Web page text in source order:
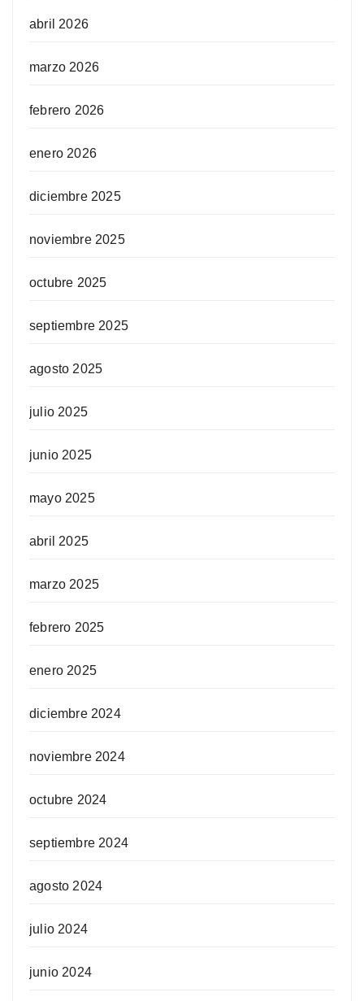
abril 2026
marzo 2026
febrero 2026
enero 2026
diciembre 2025
noviembre 2025
octubre 2025
septiembre 2025
agosto 2025
julio 2025
junio 2025
mayo 2025
abril 2025
marzo 2025
febrero 2025
enero 2025
diciembre 2024
noviembre 2024
octubre 2024
septiembre 2024
agosto 2024
julio 2024
junio 2024